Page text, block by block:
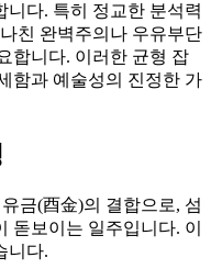
다. 특히 정교한 분석력
친 완벽주의나 우유부단
합니다. 이러한 균형 잡
함과 예술성의 진정한 가
금(酉金)의 결합으로, 섬
돋보이는 일주입니다. 이
니다.